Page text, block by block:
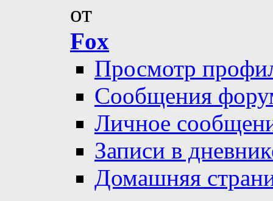
от
Fox
Просмотр
Сообщения
Личное
Записи в
Домашняя